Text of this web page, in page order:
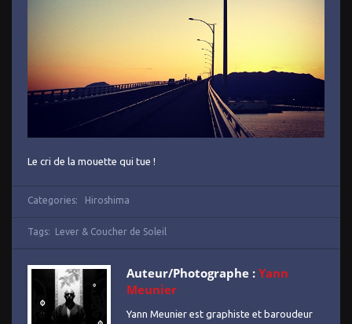
Le cri de la mouette qui tue !
Categories: Hiroshima
Tags: Lever & Coucher de Soleil
Auteur/Photographe : Yann
Meunier
Yann Meunier est graphiste et baroudeur